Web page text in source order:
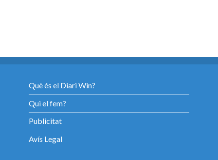
Què és el Diari Win?
Qui el fem?
Publicitat
Avís Legal